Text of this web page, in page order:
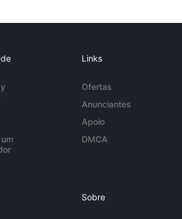
Links
Ofertas
Anunciantes
Apoio
DMCA
Sobre